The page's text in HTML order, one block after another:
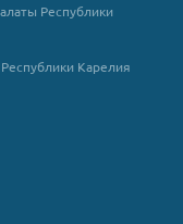
Республики
Карелия